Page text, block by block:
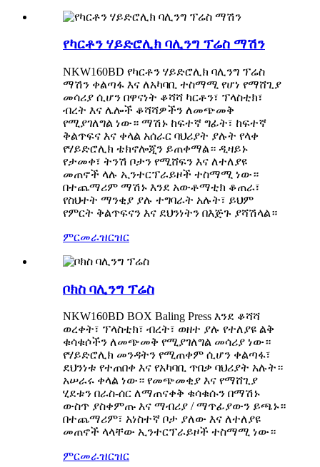
የካርቶን ሃይድሮሊክ ባሊንግ ፕሬስ ማሽን
NKW160BD የካርቶን ሃይድሮሊክ ባሊንግ ፕሬስ
ማሽን ቀልጣፋ እና ለአካባቢ ተስማሚ የሆነ የማሸጊያ
መሳሪያ ሲሆን በዋናነት ቆሻሻ ካርቶን፣ ፕላስቲክ፣
ብረት እና ሌሎች ቆሻሻዎችን ለመጭመቅ
የሚያገለግል ነው። ማሽኑ ከፍተኛ ግፊት፣ ከፍተኛ
ቅልጥፍና እና ቀላል አሰራር ባህሪያት ያሉት የላቀ
የሃይድሮሊክ ቴክኖሎጂን ይጠቀማል። ዲዛይኑ
የታመቀ፣ ትንሽ ቦታን የሚሸፍን እና ለተለያዩ
መጠኖች ላሉ ኢንተርፕራይዞች ተስማሚ ነው።
በተጨማሪም ማሽኑ እንደ አውቶማቲክ ቆጠራ፣
የስህተት ማንቂያ ያሉ ተግባራት አሉት፣ ይህም
የምርት ቅልጥፍናን እና ደህንነትን በእጅጉ ያሻሽላል።
ምርመራዝርዝር
ቦክስ ባሊንግ ፕሬስ
NKW160BD BOX Baling Press እንደ ቆሻሻ
ወረቀት፣ ፕላስቲክ፣ ብረት፣ ወዘተ ያሉ የተለያዩ ልቅ
ቁሳቁሶችን ለመጭመቅ የሚያገለግል መሳሪያ ነው።
የሃይድሮሊክ መንዳትን የሚጠቀም ሲሆን ቀልጣፋ፣
ደህንነቱ የተጠበቀ እና የአካባቢ ጥበቃ ባህሪያት አሉት።
አሠራሩ ቀላል ነው። የመጭመቂያ እና የማሸጊያ
ሂደቱን በራስ-ሰር ለማጠናቀቅ ቁሳቁሱን በማሽኑ
ውስጥ ያስቀምጡ እና ማብሪያ / ማጥፊያውን ይጫኑ።
በተጨማሪም፣ አነስተኛ ቦታ ያለው እና ለተለያዩ
መጠኖች ላላቸው ኢንተርፕራይዞች ተስማሚ ነው።
ምርመራዝርዝር